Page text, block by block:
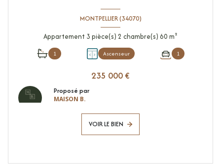
MONTPELLIER (34070)
Appartement 3 pièce(s) 2 chambre(s) 60 m²
1 Ascenseur 1
235 000 €
Proposé par
MAISON B.
VOIR LE BIEN